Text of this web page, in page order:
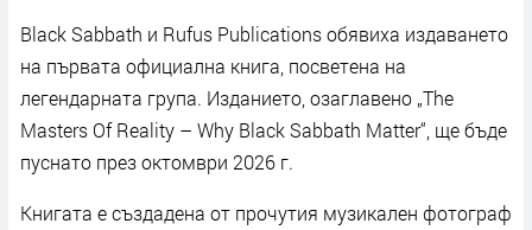
Black Sabbath и Rufus Publications обявиха издаването
на първата официална книга, посветена на
легендарната група. Изданието, озаглавено „The
Masters Of Reality – Why Black Sabbath Matter“, ще бъде
пуснато през октомври 2026 г.
Книгата е създадена от прочутия музикален фотограф